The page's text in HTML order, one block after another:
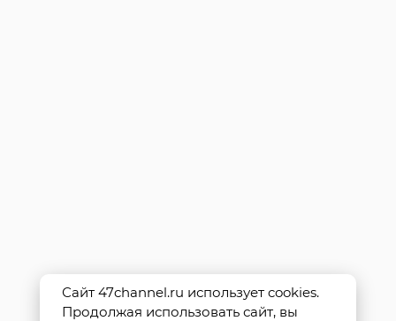
Сайт 47channel.ru использует cookies.
Продолжая использовать сайт, вы